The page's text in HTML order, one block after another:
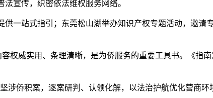
宣传，织密依法维权服务网络。
站式指引；东莞松山湖举办知识产权专题活动，邀请
威实用、条理清晰，是为侨服务的重要工具书。《指
侨积案，逐案研判、认领化解，以法治护航优化营商环